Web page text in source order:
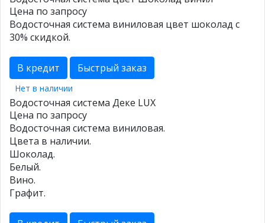
Цена по запросу
Водосточная система виниловая цвет шоколад с
30% скидкой.
В кредит Быстрый заказ
Нет в наличии
Водосточная система Деке LUX
Цена по запросу
Водосточная система виниловая.
Цвета в наличии.
Шоколад.
Белый.
Вино.
Графит.